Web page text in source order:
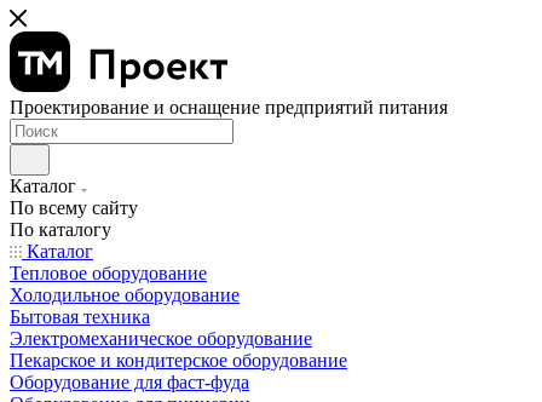
Проектирование и оснащение предприятий питания
Каталог
По всему сайту
По каталогу
Каталог
Тепловое оборудование
Холодильное оборудование
Бытовая техника
Электромеханическое оборудование
Пекарское и кондитерское оборудование
Оборудование для фаст-фуда